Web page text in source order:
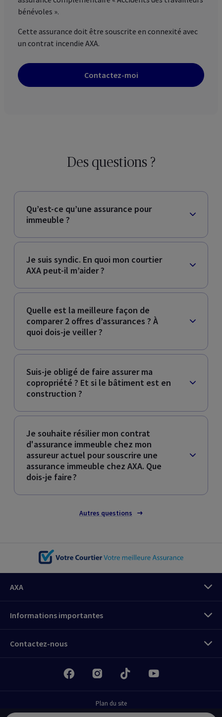
Connectez-vous
Espace client MyAXA
Tout sur vos assurances en tant que
bénévoles ».
Cette assurance doit être souscrite en connexité avec
un contrat incendie AXA.
Contactez-moi
Des questions ?​
Qu’est-ce qu’une assurance pour
immeuble ?
Je suis syndic. En quoi mon courtier
AXA peut-il m’aider ?
Quelle est la meilleure façon de
comparer 2 offres d’assurances ? À
quoi dois-je veiller ?​
Suis-je obligé de faire assurer ma
copropriété ? Et si le bâtiment est en
construction ?​
Je souhaite résilier mon contrat
d'assurance immeuble chez mon
assureur actuel pour souscrire une
assurance immeuble chez AXA. Que
dois-je faire ?
Autres questions
AXA
Informations importantes
Contactez-nous
Plan du site